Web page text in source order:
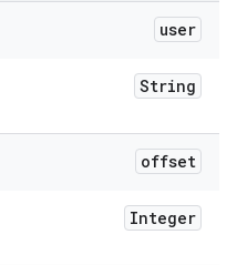
user
String
offset
Integer